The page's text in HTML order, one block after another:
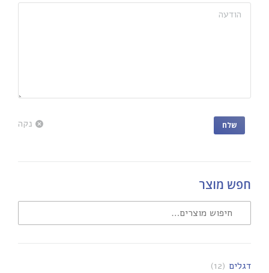
הודעה
שלח נקה
חפש מוצר
דגלים (12)